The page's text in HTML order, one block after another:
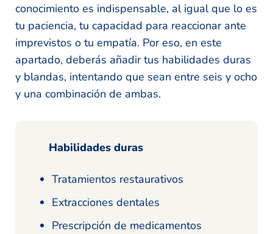
conocimiento es indispensable, al igual que lo es
tu paciencia, tu capacidad para reaccionar ante
imprevistos o tu empatía. Por eso, en este
apartado, deberás añadir tus habilidades duras
y blandas, intentando que sean entre seis y ocho
y una combinación de ambas.
Habilidades duras
Tratamientos restaurativos
Extracciones dentales
Prescripción de medicamentos